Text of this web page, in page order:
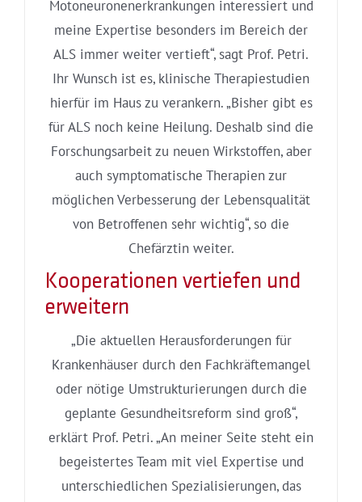
Motoneuronenerkrankungen interessiert und
meine Expertise besonders im Bereich der
ALS immer weiter vertieft“, sagt Prof. Petri.
Ihr Wunsch ist es, klinische Therapiestudien
hierfür im Haus zu verankern. „Bisher gibt es
für ALS noch keine Heilung. Deshalb sind die
Forschungsarbeit zu neuen Wirkstoffen, aber
auch symptomatische Therapien zur
möglichen Verbesserung der Lebensqualität
von Betroffenen sehr wichtig“, so die
Chefärztin weiter.
Kooperationen vertiefen und
erweitern
„Die aktuellen Herausforderungen für
Krankenhäuser durch den Fachkräftemangel
oder nötige Umstrukturierungen durch die
geplante Gesundheitsreform sind groß“,
erklärt Prof. Petri. „An meiner Seite steht ein
begeistertes Team mit viel Expertise und
unterschiedlichen Spezialisierungen, das